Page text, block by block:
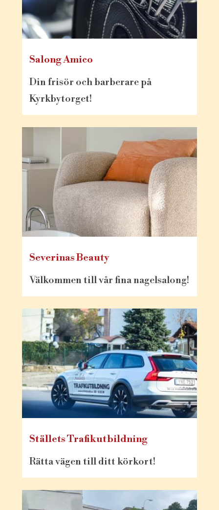
Salong Amico
Din frisör och barberare på
Kyrkbytorget!
Severinas Beauty
Välkommen till vår fina nagelsalong!
Ställets Trafikutbildning
Rätta vägen till ditt körkort!